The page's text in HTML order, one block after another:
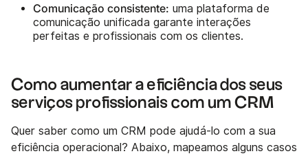
Comunicação consistente: uma plataforma de
comunicação unificada garante interações
perfeitas e profissionais com os clientes.
Como aumentar a eficiência dos seus
serviços profissionais com um CRM
Quer saber como um CRM pode ajudá-lo com a sua
eficiência operacional? Abaixo, mapeamos alguns casos